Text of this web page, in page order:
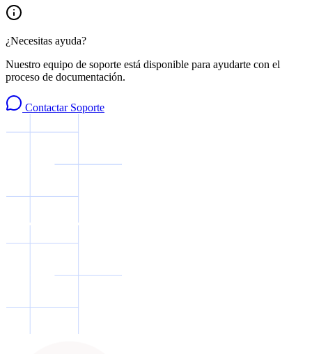
¿Necesitas ayuda?
Nuestro equipo de soporte está disponible para ayudarte con el
proceso de documentación.
Contactar Soporte